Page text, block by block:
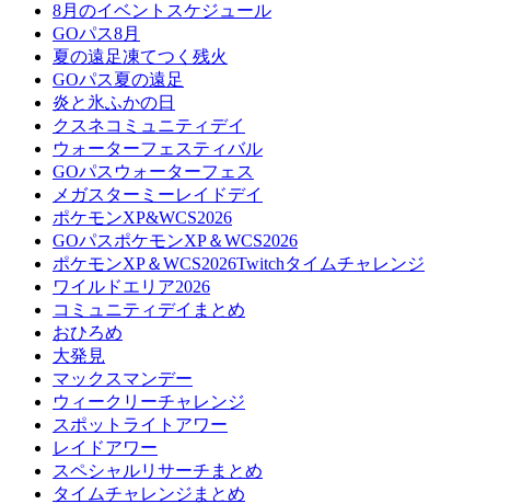
8月のイベントスケジュール
GOパス8月
夏の遠足凍てつく残火
GOパス夏の遠足
炎と氷ふかの日
クスネコミュニティデイ
ウォーターフェスティバル
GOパスウォーターフェス
メガスターミーレイドデイ
ポケモンXP&WCS2026
GOパスポケモンXP＆WCS2026
ポケモンXP＆WCS2026Twitchタイムチャレンジ
ワイルドエリア2026
コミュニティデイまとめ
おひろめ
大発見
マックスマンデー
ウィークリーチャレンジ
スポットライトアワー
レイドアワー
スペシャルリサーチまとめ
タイムチャレンジまとめ